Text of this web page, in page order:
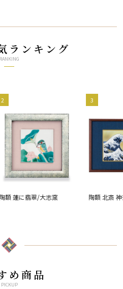
ランキング
RANKING
2
陶額 蓮に翡翠/大志窯
3
陶額 北斎
め商品
PICKUP